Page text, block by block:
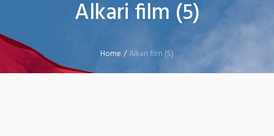
Alkari film (5)
Home /Alkari film (5)